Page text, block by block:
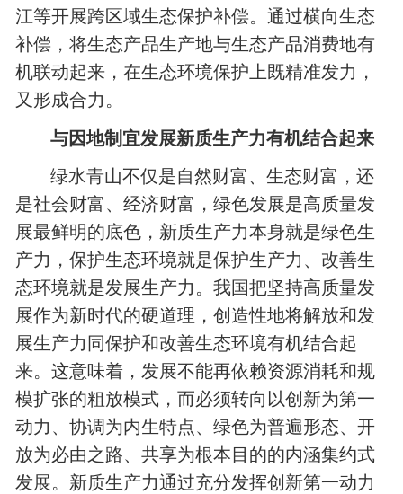
江等开展跨区域生态保护补偿。通过横向生态
补偿，将生态产品生产地与生态产品消费地有
机联动起来，在生态环境保护上既精准发力，
又形成合力。
与因地制宜发展新质生产力有机结合起来
绿水青山不仅是自然财富、生态财富，还
是社会财富、经济财富，绿色发展是高质量发
展最鲜明的底色，新质生产力本身就是绿色生
产力，保护生态环境就是保护生产力、改善生
态环境就是发展生产力。我国把坚持高质量发
展作为新时代的硬道理，创造性地将解放和发
展生产力同保护和改善生态环境有机结合起
来。这意味着，发展不能再依赖资源消耗和规
模扩张的粗放模式，而必须转向‌以创新为第一
动力、协调为内生特点、绿色为普遍形态、开
放为必由之路、共享为根本目的‌的内涵集约式
发展。新质生产力通过充分发挥创新第一动力